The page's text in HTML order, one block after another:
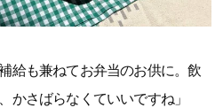
給も兼ねてお弁当のお供に。飲
かさばらなくていいですね」